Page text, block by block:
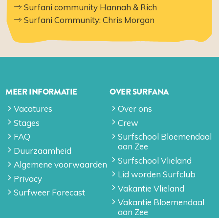
Surfani community Hannah & Rich
Surfani Community: Chris Morgan
MEER INFORMATIE
Vacatures
Stages
FAQ
Duurzaamheid
Algemene voorwaarden
Privacy
Surfweer Forecast
OVER SURFANA
Over ons
Crew
Surfschool Bloemendaal
aan Zee
Surfschool Vlieland
Lid worden Surfclub
Vakantie Vlieland
Vakantie Bloemendaal
aan Zee